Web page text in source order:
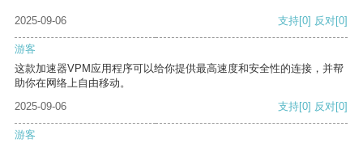
2025-09-06 支持[0] 反对[0]
游客
这款加速器VPM应用程序可以给你提供最高速度和安全性的连接，并帮
助你在网络上自由移动。
2025-09-06
支持[0] 反对[0]
游客